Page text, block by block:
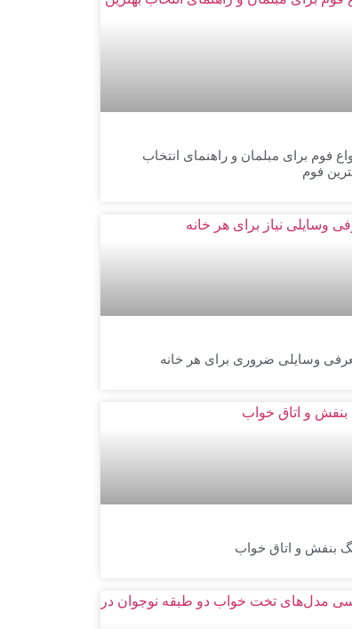
فوم برای مبلمان و راهنمای انتخاب
فوم
وسایلی ضروری برای هر خانه
بنفش و اتاق خواب